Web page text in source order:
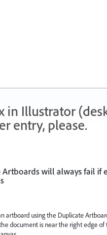
in Illustrator
entry, please.
will always fail if
artboard using the Duplicate
document is near the right edge